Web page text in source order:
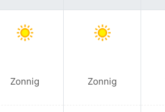
Zonnig Zonnig